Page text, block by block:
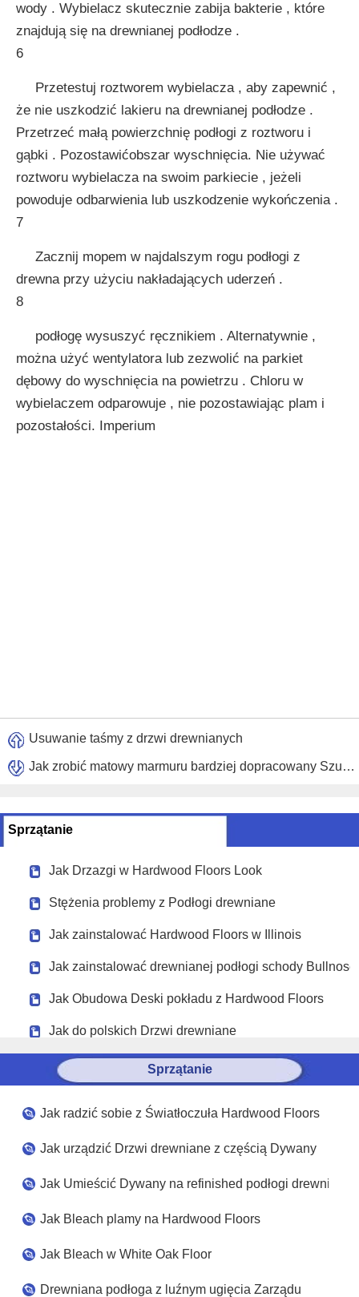
wody . Wybielacz skutecznie zabija bakterie , które
znajdują się na drewnianej podłodze .
6
Przetestuj roztworem wybielacza , aby zapewnić ,
że nie uszkodzić lakieru na drewnianej podłodze .
Przetrzeć małą powierzchnię podłogi z roztworu i
gąbki . Pozostawićobszar wyschnięcia. Nie używać
roztworu wybielacza na swoim parkiecie , jeżeli
powoduje odbarwienia lub uszkodzenie wykończenia .
7
Zacznij mopem w najdalszym rogu podłogi z
drewna przy użyciu nakładających uderzeń .
8
podłogę wysuszyć ręcznikiem . Alternatywnie ,
można użyć wentylatora lub zezwolić na parkiet
dębowy do wyschnięcia na powietrzu . Chloru w
wybielaczem odparowuje , nie pozostawiając plam i
pozostałości. Imperium
Usuwanie taśmy z drzwi drewnianych
Jak zrobić matowy marmuru bardziej dopracowany Szukam
Sprzątanie
Jak Drzazgi w Hardwood Floors Look
Stężenia problemy z Podłogi drewniane
Jak zainstalować Hardwood Floors w Illinois
Jak zainstalować drewnianej podłogi schody Bullnose
Jak Obudowa Deski pokładu z Hardwood Floors
Jak do polskich Drzwi drewniane
Sprzątanie
Jak radzić sobie z Światłoczuła Hardwood Floors
Jak urządzić Drzwi drewniane z częścią Dywany
Jak Umieścić Dywany na refinished podłogi drewniane
Jak Bleach plamy na Hardwood Floors
Jak Bleach w White Oak Floor
Drewniana podłoga z luźnym ugięcia Zarządu